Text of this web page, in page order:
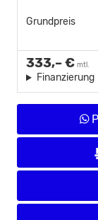
Grundpreis
333,– € mtl.
Finanzierung